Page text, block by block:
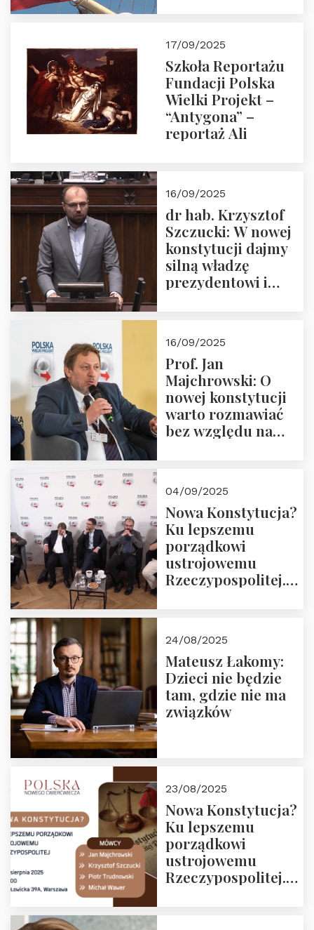
17/09/2025
Szkoła Reportażu
Fundacji Polska
Wielki Projekt –
“Antygona” –
reportaż Ali
16/09/2025
dr hab. Krzysztof
Szczucki: W nowej
konstytucji dajmy
silną władzę
prezydentowi i
16/09/2025
Prof. Jan
Majchrowski: O
nowej konstytucji
warto rozmawiać
bez względu na
04/09/2025
Nowa Konstytucja?
Ku lepszemu
porządkowi
ustrojowemu
Rzeczypospolitej.
24/08/2025
Mateusz Łakomy:
Dzieci nie będzie
tam, gdzie nie ma
związków
23/08/2025
Nowa Konstytucja?
Ku lepszemu
porządkowi
ustrojowemu
Rzeczypospolitej.